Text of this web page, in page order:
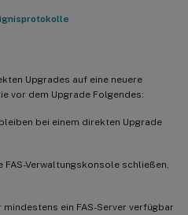
Upgrades auf eine neuere
vor dem Upgrade Folgendes:
bei einem direkten Upgrade
Verwaltungskonsole schließen,
ein FAS-Server verfügbar